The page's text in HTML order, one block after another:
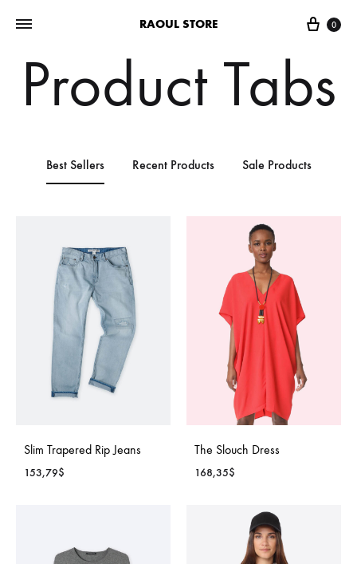
RAOUL STORE 0
Product Tabs
Best Sellers Recent Products Sale Products
Slim Trapered Rip Jeans
153,79$
The Slouch Dress
168,35$